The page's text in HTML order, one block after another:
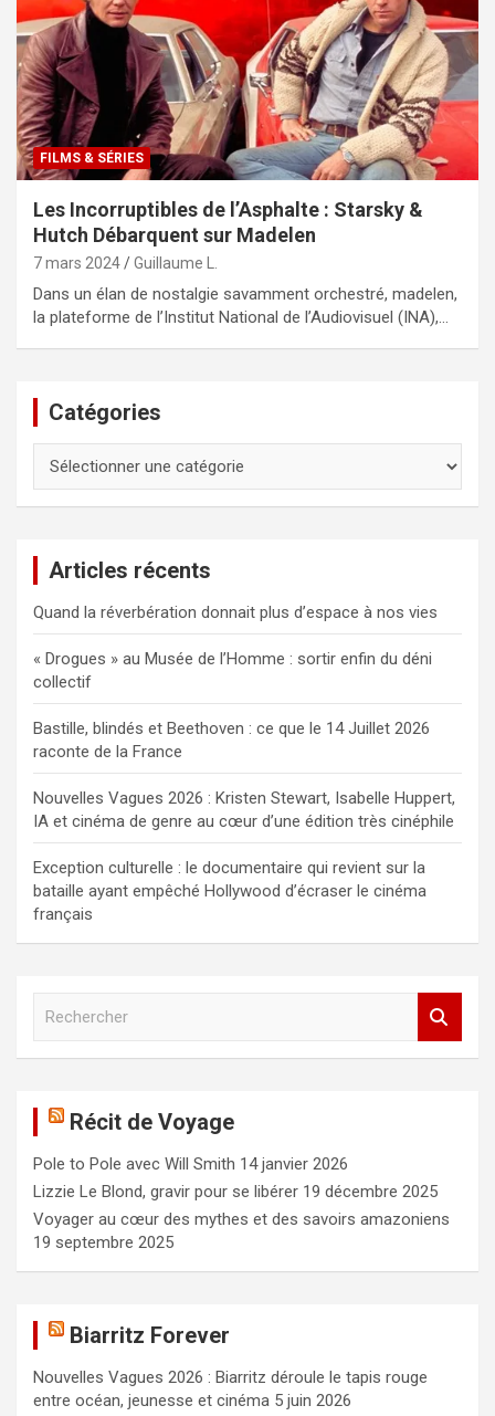
FILMS & SÉRIES
Les Incorruptibles de l’Asphalte : Starsky &
Hutch Débarquent sur Madelen
7 mars 2024 Guillaume L.
Dans un élan de nostalgie savamment orchestré, madelen,
la plateforme de l’Institut National de l’Audiovisuel (INA),…
Catégories
Articles récents
Quand la réverbération donnait plus d’espace à nos vies
« Drogues » au Musée de l’Homme : sortir enfin du déni
collectif
Bastille, blindés et Beethoven : ce que le 14 Juillet 2026
raconte de la France
Nouvelles Vagues 2026 : Kristen Stewart, Isabelle Huppert,
IA et cinéma de genre au cœur d’une édition très cinéphile
Exception culturelle : le documentaire qui revient sur la
bataille ayant empêché Hollywood d’écraser le cinéma
français
c
h
e
r
Récit de Voyage
Pole to Pole avec Will Smith 14 janvier 2026
Lizzie Le Blond, gravir pour se libérer 19 décembre 2025
Voyager au cœur des mythes et des savoirs amazoniens
19 septembre 2025
Biarritz Forever
Nouvelles Vagues 2026 : Biarritz déroule le tapis rouge
entre océan, jeunesse et cinéma 5 juin 2026